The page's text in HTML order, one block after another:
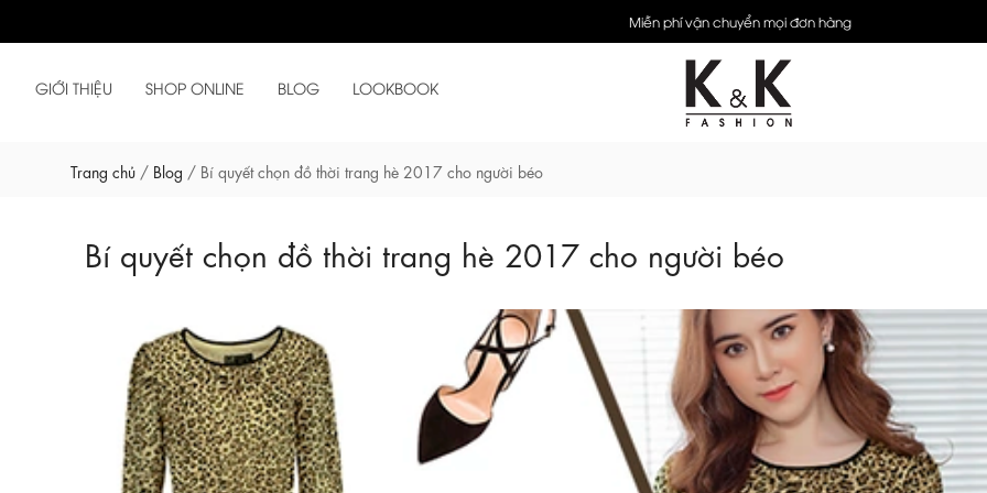
Miễn phí vận chuyển mọi đơn hàng
GIỚI THIỆU SHOP ONLINE BLOG LOOKBOOK
Trang chủ / Blog / Bí quyết chọn đồ thời trang hè 2017 cho người béo
Bí quyết chọn đồ thời trang hè 2017 cho người béo